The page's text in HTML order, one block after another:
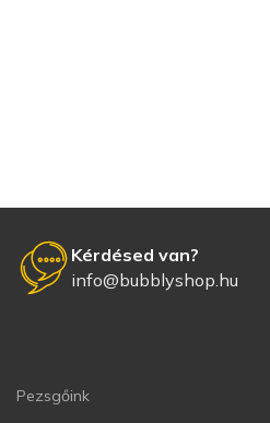
Kérdésed van?
info@bubblyshop.hu
Pezsgőink